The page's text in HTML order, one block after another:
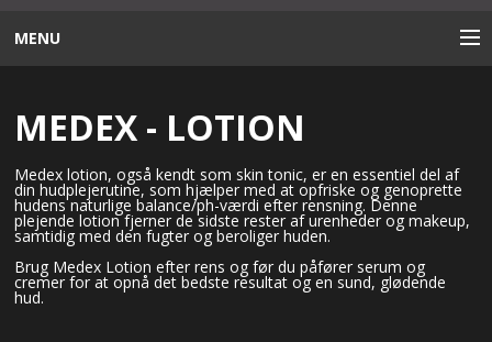
MENU
MAKE-UP
VIPPER & BRYN
ORGANIC
FORSIDE
MEDEX - LOTION
Medex lotion, også kendt som skin tonic, er en essentiel del af
din hudplejerutine, som hjælper med at opfriske og genoprette
hudens naturlige balance/ph-værdi efter rensning. Denne
plejende lotion fjerner de sidste rester af urenheder og makeup,
samtidig med den fugter og beroliger huden.
Brug Medex Lotion efter rens og før du påfører serum og
cremer for at opnå det bedste resultat og en sund, glødende
hud.